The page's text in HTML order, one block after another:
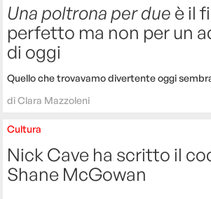
Una poltrona per due è il
perfetto ma non per un
di oggi
Quello che trovavamo divertente oggi
diClara Mazzoleni
Cultura
Nick Cave ha scritto il
Shane McGowan